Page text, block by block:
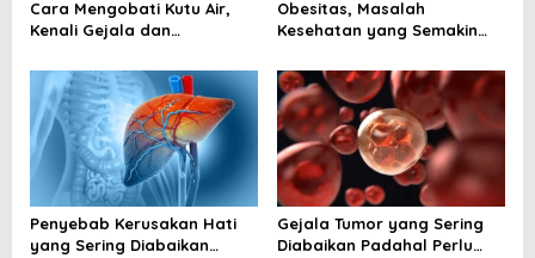
Cara Mengobati Kutu Air,
Kenali Gejala dan
Sejak Awal
Obesitas, Masalah
Kesehatan yang Semakin
Modern
Penyebab Kerusakan Hati
yang Sering Diabaikan
Gejala Tumor yang Sering
Diabaikan Padahal Perlu